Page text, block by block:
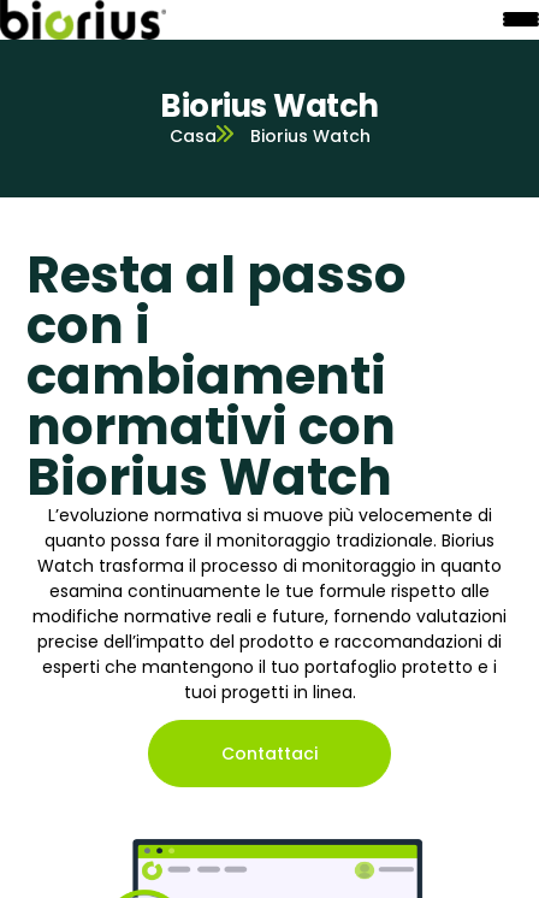
Biorius Watch
Casa Biorius Watch
Resta al passo
con i
cambiamenti
normativi con
Biorius Watch
L’evoluzione normativa si muove più velocemente di
quanto possa fare il monitoraggio tradizionale. Biorius
Watch trasforma il processo di monitoraggio in quanto
esamina continuamente le tue formule rispetto alle
modifiche normative reali e future, fornendo valutazioni
precise dell’impatto del prodotto e raccomandazioni di
esperti che mantengono il tuo portafoglio protetto e i
tuoi progetti in linea.
Contattaci